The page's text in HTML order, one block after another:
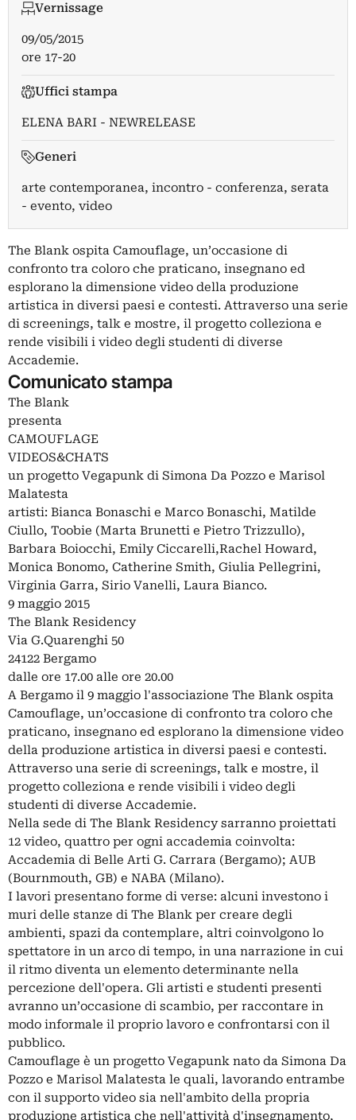
Vernissage
09/05/2015
ore 17-20
Uffici stampa
ELENA BARI - NEWRELEASE
Generi
arte contemporanea, incontro - conferenza, serata
- evento, video
The Blank ospita Camouflage, un’occasione di
confronto tra coloro che praticano, insegnano ed
esplorano la dimensione video della produzione
artistica in diversi paesi e contesti. Attraverso una serie
di screenings, talk e mostre, il progetto colleziona e
rende visibili i video degli studenti di diverse
Accademie.
Comunicato stampa
The Blank
presenta
CAMOUFLAGE
VIDEOS&CHATS
un progetto Vegapunk di Simona Da Pozzo e Marisol
Malatesta
artisti: Bianca Bonaschi e Marco Bonaschi, Matilde
Ciullo, Toobie (Marta Brunetti e Pietro Trizzullo),
Barbara Boiocchi, Emily Ciccarelli,Rachel Howard,
Monica Bonomo, Catherine Smith, Giulia Pellegrini,
Virginia Garra, Sirio Vanelli, Laura Bianco.
9 maggio 2015
The Blank Residency
Via G.Quarenghi 50
24122 Bergamo
dalle ore 17.00 alle ore 20.00
A Bergamo il 9 maggio l'associazione The Blank ospita
Camouflage, un’occasione di confronto tra coloro che
praticano, insegnano ed esplorano la dimensione video
della produzione artistica in diversi paesi e contesti.
Attraverso una serie di screenings, talk e mostre, il
progetto colleziona e rende visibili i video degli
studenti di diverse Accademie.
Nella sede di The Blank Residency sarranno proiettati
12 video, quattro per ogni accademia coinvolta:
Accademia di Belle Arti G. Carrara (Bergamo); AUB
(Bournmouth, GB) e NABA (Milano).
I lavori presentano forme di verse: alcuni investono i
muri delle stanze di The Blank per creare degli
ambienti, spazi da contemplare, altri coinvolgono lo
spettatore in un arco di tempo, in una narrazione in cui
il ritmo diventa un elemento determinante nella
percezione dell'opera. Gli artisti e studenti presenti
avranno un’occasione di scambio, per raccontare in
modo informale il proprio lavoro e confrontarsi con il
pubblico.
Camouflage è un progetto Vegapunk nato da Simona Da
Pozzo e Marisol Malatesta le quali, lavorando entrambe
con il supporto video sia nell'ambito della propria
produzione artistica che nell'attività d'insegnamento,